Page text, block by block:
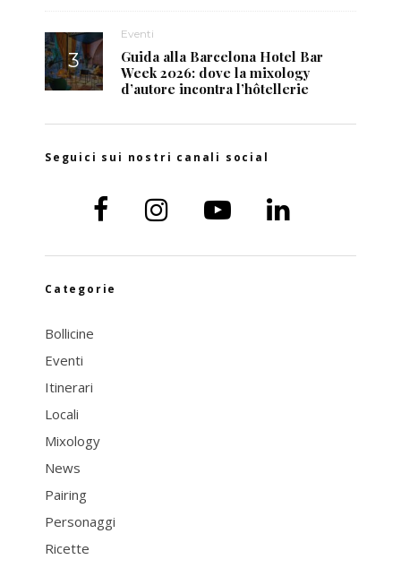
Eventi
Guida alla Barcelona Hotel Bar
Week 2026: dove la mixology
d’autore incontra l’hôtellerie
Seguici sui nostri canali social
Categorie
Bollicine
Eventi
Itinerari
Locali
Mixology
News
Pairing
Personaggi
Ricette